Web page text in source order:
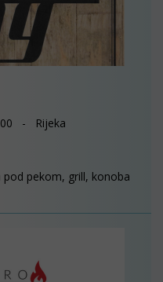
- Rijeka
pekom, grill, konoba